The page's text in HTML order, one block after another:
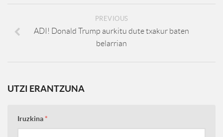
PREVIOUS
ADI! Donald Trump aurkitu dute txakur baten
belarrian
UTZI ERANTZUNA
Iruzkina*